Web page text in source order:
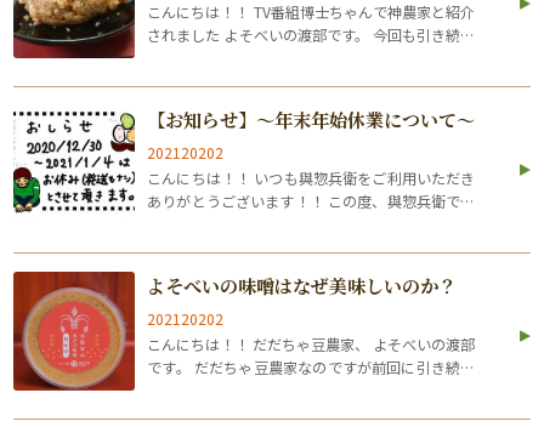
こんにちは！！ TV番組博士ちゃんで神農家と紹介
されました よそべいの渡部です。 今回も引き続き
れを読んだら「お味噌」のことを見直しちゃうか
【お知らせ】～年末年始休業について～
202120202
こんにちは！！ いつも與惣兵衛をご利用いただき
ありがとうございます！！ この度、與惣兵衛では
す。 年末年始休業：令和２年１２月３０日（水）
よそべいの味噌はなぜ美味しいのか？
202120202
こんにちは！！ だだちゃ豆農家、 よそべいの渡部
です。 だだちゃ豆農家なのですが前回に引き続き
も味噌も同じおマメなので気にせずいきますね